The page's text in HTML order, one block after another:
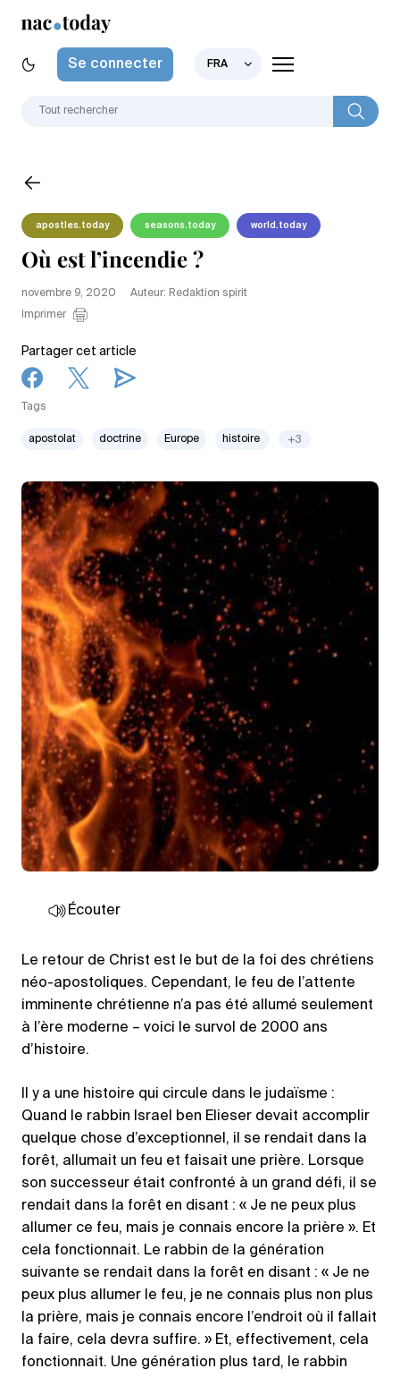
Se connecter FRA
apostles.today seasons.today world.today
Où est l’incendie ?
novembre 9, 2020
Auteur: Redaktion spirit
Imprimer
Partager cet article
Tags
apostolat doctrine Europe histoire +3
Écouter
Le retour de Christ est le but de la foi des chrétiens
néo-apostoliques. Cependant, le feu de l’attente
imminente chrétienne n’a pas été allumé seulement
à l’ère moderne – voici le survol de 2000 ans
d’histoire.
Il y a une histoire qui circule dans le judaïsme :
Quand le rabbin Israel ben Elieser devait accomplir
quelque chose d’exceptionnel, il se rendait dans la
forêt, allumait un feu et faisait une prière. Lorsque
son successeur était confronté à un grand défi, il se
rendait dans la forêt en disant : « Je ne peux plus
allumer ce feu, mais je connais encore la prière ». Et
cela fonctionnait. Le rabbin de la génération
suivante se rendait dans la forêt en disant : « Je ne
peux plus allumer le feu, je ne connais plus non plus
la prière, mais je connais encore l’endroit où il fallait
la faire, cela devra suffire. » Et, effectivement, cela
fonctionnait. Une génération plus tard, le rabbin